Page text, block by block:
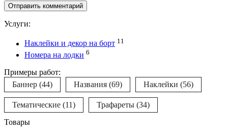
Услуги:
Наклейки и декор на борт 11
Номера на лодки 6
Примеры работ:
Баннер (44) Названия (69) Наклейки (56)
Тематические (11) Трафареты (34)
Товары